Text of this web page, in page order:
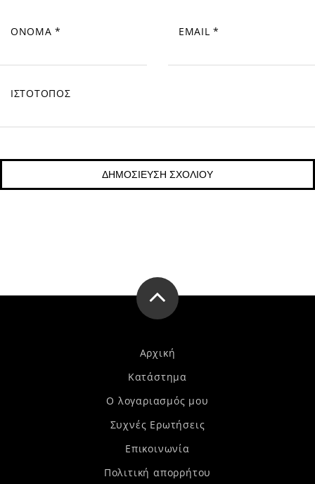
ΌΝΟΜΑ* EMAIL*
ΙΣΤΌΤΟΠΟΣ
Αρχική
Κατάστημα
Ο λογαριασμός μου
Συχνές Ερωτήσεις
Επικοινωνία
Πολιτική απορρήτου